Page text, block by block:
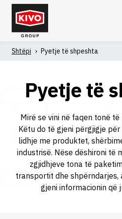
Kapërce
përmbajtja
Kërko
Baza e njohurive Kontakti
Shtëpi › Pyetje të shpeshta
Pyetje të
Mirë se vini në faqen tonë
Këtu do të gjeni përgjigje
lidhje me produktet,
industrisë. Nëse dëshironi të
zgjidhjeve tona të
transportit dhe shpërndarjes,
gjeni informacionin që